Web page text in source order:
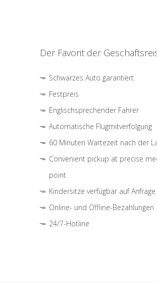
Der Favorit der
Schwarzes Auto garantiert
Festpreis
Englischsprechender Fahrer
Automatische Flugmitverfolgung
60 Minuten Wartezeit nach der
Convenient pickup at precise
point
Kindersitze verfügbar auf Anfrage
Online- und Offline-Bezahlungen
24/7-Hotline